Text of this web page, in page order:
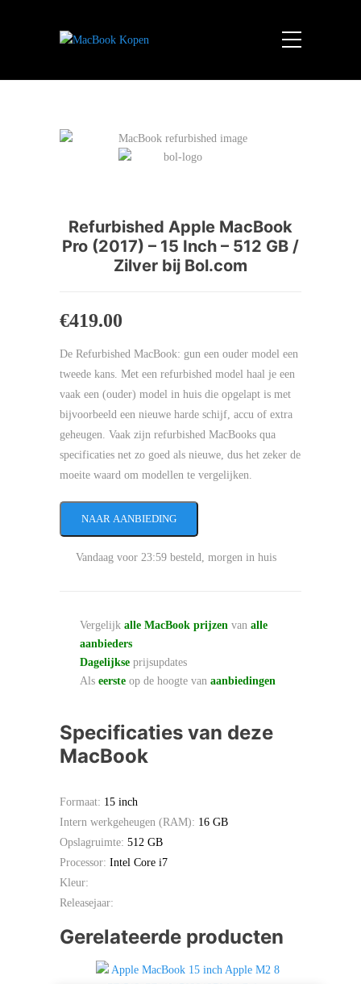
Refurbished Apple MacBook
Pro (2017) – 15 Inch – 512 GB /
Zilver bij Bol.com
€419.00
De Refurbished MacBook: gun een ouder model een
tweede kans. Met een refurbished model haal je een
vaak een (ouder) model in huis die opgelapt is met
bijvoorbeeld een nieuwe harde schijf, accu of extra
geheugen. Vaak zijn refurbished MacBooks qua
specificaties net zo goed als nieuwe, dus het zeker de
moeite waard om modellen te vergelijken.
NAAR AANBIEDING
Vandaag voor 23:59 besteld, morgen in huis
Vergelijk alle MacBook prijzen van alle
aanbieders
Dagelijkse prijsupdates
Als eerste op de hoogte van aanbiedingen
Specificaties van deze
MacBook
Formaat: 15 inch
Intern werkgeheugen (RAM): 16 GB
Opslagruimte: 512 GB
Processor: Intel Core i7
Kleur:
Releasejaar:
Gerelateerde producten